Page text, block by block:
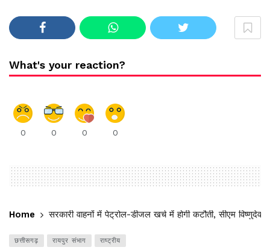
What's your reaction?
0 0 0 0
Home सरकारी वाहनों में पेट्रोल-डीजल खर्च में होगी कटौती, सीएम
छत्तीसगढ़ रायपुर संभाग राष्ट्रीय